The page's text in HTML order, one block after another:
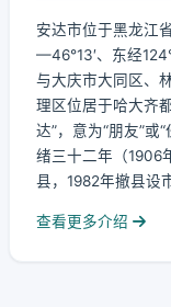
安达市位于黑龙江
—46°13′、东经
与大庆市大同区、
理区位居于哈大齐
达”，意为“朋友”或
绪三十二年（1906
县，1982年撤县设
查看更多介绍